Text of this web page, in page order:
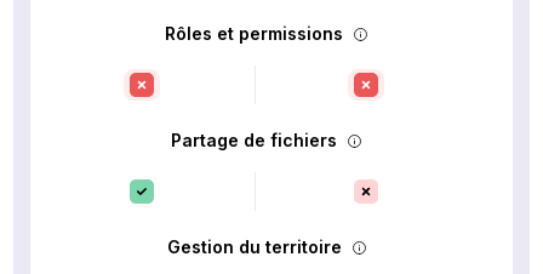
Rôles et permissions
Partage de fichiers
Gestion du territoire